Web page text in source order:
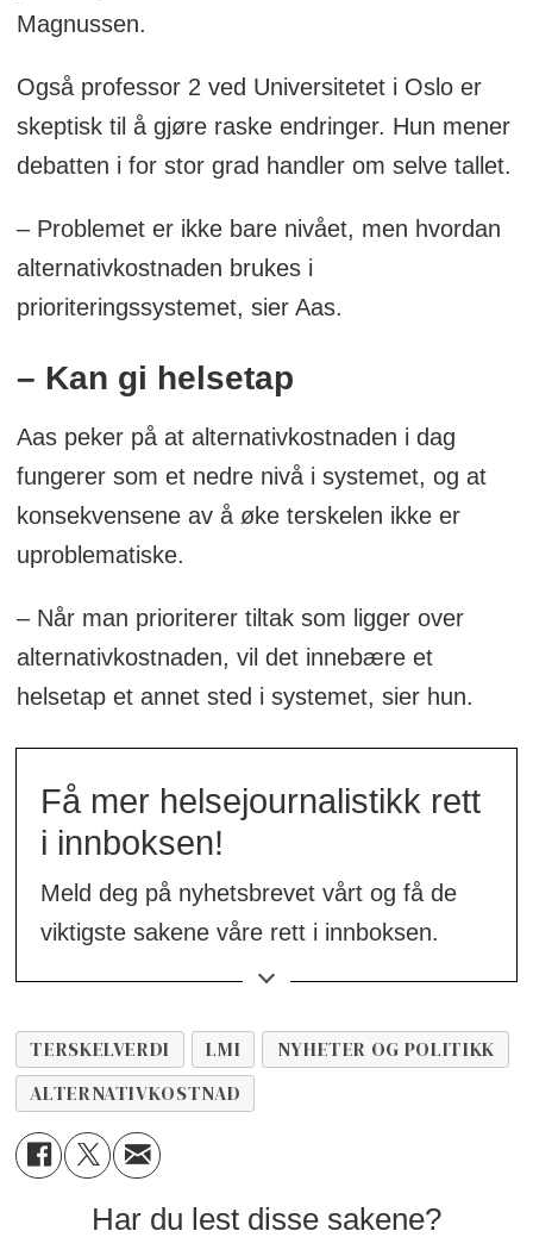
Magnussen.
Også professor 2 ved Universitetet i Oslo er
skeptisk til å gjøre raske endringer. Hun mener
debatten i for stor grad handler om selve tallet.
– Problemet er ikke bare nivået, men hvordan
alternativkostnaden brukes i
prioriteringssystemet, sier Aas.
– Kan gi helsetap
Aas peker på at alternativkostnaden i dag
fungerer som et nedre nivå i systemet, og at
konsekvensene av å øke terskelen ikke er
uproblematiske.
– Når man prioriterer tiltak som ligger over
alternativkostnaden, vil det innebære et
helsetap et annet sted i systemet, sier hun.
Få mer helsejournalistikk rett
i innboksen!
Meld deg på nyhetsbrevet vårt og få de
viktigste sakene våre rett i innboksen.
TERSKELVERDI LMI
NYHETER OG POLITIKK
ALTERNATIVKOSTNAD
Har du lest disse sakene?